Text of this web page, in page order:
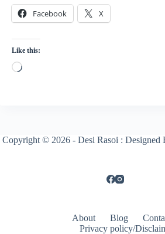
Facebook X
Like this:
Loading…
Copyright © 2026 - Desi Rasoi : Designed
About Blog
Privacy policy/